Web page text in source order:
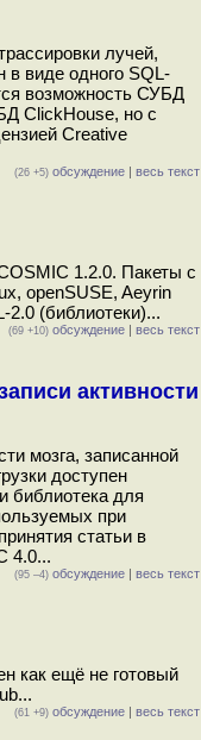
лучей,
в виде одного SQL-
возможность СУБД
ClickHouse, но с
Creative
(26 +5) обсуждение | весь текст
1.2.0. Пакеты с
openSUSE, Aeyrin
2.0 (библиотеки)...
(69 +10) обсуждение | весь текст
активности
мозга, записанной
доступен
библиотека для
при
статьи в
4.0...
(95 –4) обсуждение | весь текст
как ещё не готовый
(61 +9) обсуждение | весь текст